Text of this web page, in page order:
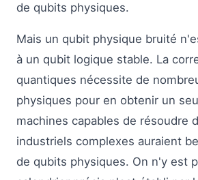
de qubits physiques.
Mais un qubit physique bruité
à un qubit logique stable. La
quantiques nécessite de
physiques pour en obtenir un
machines capables de résoudre
industriels complexes auraient
de qubits physiques. On n'y est